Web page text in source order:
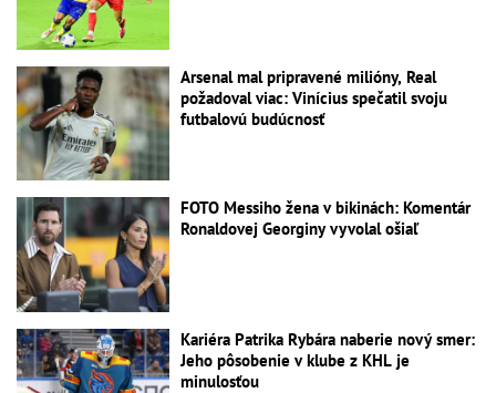
Arsenal mal pripravené milióny, Real
požadoval viac: Vinícius spečatil svoju
futbalovú budúcnosť
FOTO Messiho žena v bikinách: Komentár
Ronaldovej Georginy vyvolal ošiaľ
Kariéra Patrika Rybára naberie nový smer:
Jeho pôsobenie v klube z KHL je
minulosťou